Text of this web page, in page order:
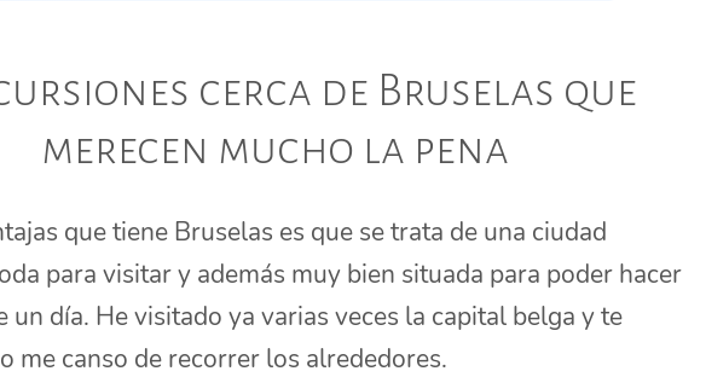
cerca de Bruselas que
merecen mucho la pena
que tiene Bruselas es que se trata de una ciudad
para visitar y además muy bien situada para poder hacer
un día. He visitado ya varias veces la capital belga y te
me canso de recorrer los alrededores.